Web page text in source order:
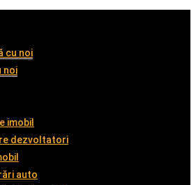
cu noi
noi
imobil
dezvoltatori
auto